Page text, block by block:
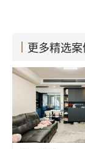
更多精选案